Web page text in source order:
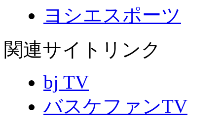
ヨシエスポーツ
関連サイトリンク
bj TV
バスケファンTV